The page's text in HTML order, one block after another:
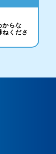
からな
くださ